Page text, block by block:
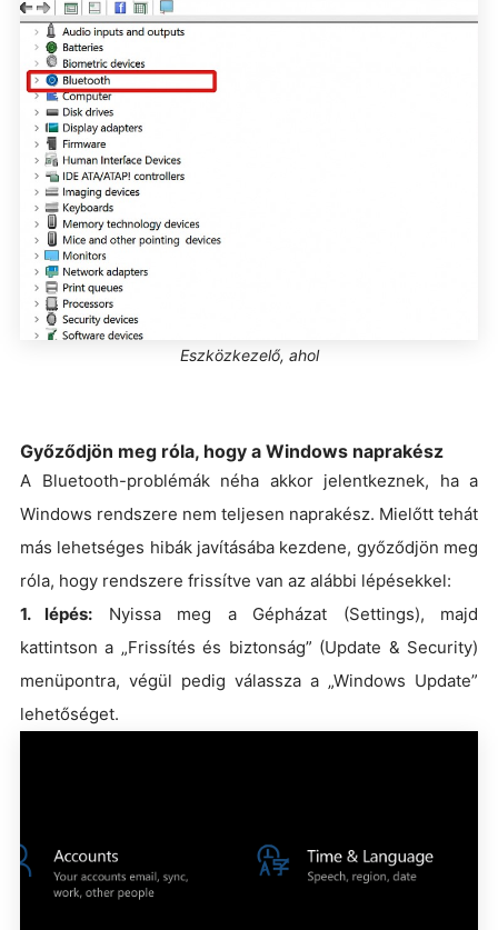
Eszközkezelő, ahol
Győződjön meg róla, hogy a Windows naprakész
A Bluetooth-problémák néha akkor jelentkeznek, ha a
Windows rendszere nem teljesen naprakész. Mielőtt tehát
más lehetséges hibák javításába kezdene, győződjön meg
róla, hogy rendszere frissítve van az alábbi lépésekkel:
1. lépés: Nyissa meg a Gépházat (Settings), majd
kattintson a „Frissítés és biztonság” (Update & Security)
menüpontra, végül pedig válassza a „Windows Update”
lehetőséget.